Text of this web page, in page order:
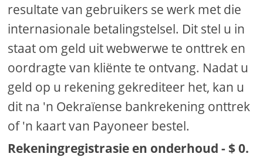
resultate van gebruikers se werk met die
internasionale betalingstelsel. Dit stel u in
staat om geld uit webwerwe te onttrek en
oordragte van kliënte te ontvang. Nadat u
geld op u rekening gekrediteer het, kan u
dit na 'n Oekraïense bankrekening onttrek
of 'n kaart van Payoneer bestel.
Rekeningregistrasie en onderhoud - $ 0.